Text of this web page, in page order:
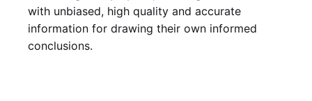
with unbiased, high quality and accurate
information for drawing their own informed
conclusions.